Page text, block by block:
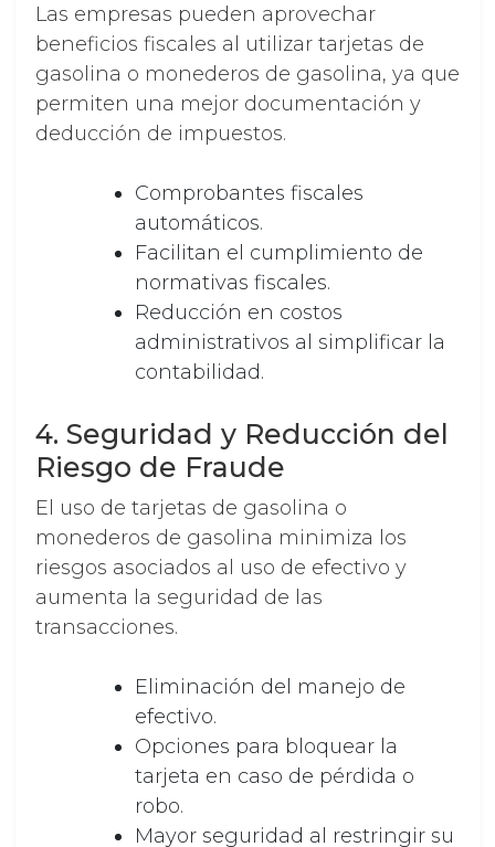
Las empresas pueden aprovechar
beneficios fiscales al utilizar tarjetas de
gasolina o monederos de gasolina, ya que
permiten una mejor documentación y
deducción de impuestos.
Comprobantes fiscales
automáticos.
Facilitan el cumplimiento de
normativas fiscales.
Reducción en costos
administrativos al simplificar la
contabilidad.
4. Seguridad y Reducción del
Riesgo de Fraude
El uso de tarjetas de gasolina o
monederos de gasolina minimiza los
riesgos asociados al uso de efectivo y
aumenta la seguridad de las
transacciones.
Eliminación del manejo de
efectivo.
Opciones para bloquear la
tarjeta en caso de pérdida o
robo.
Mayor seguridad al restringir su